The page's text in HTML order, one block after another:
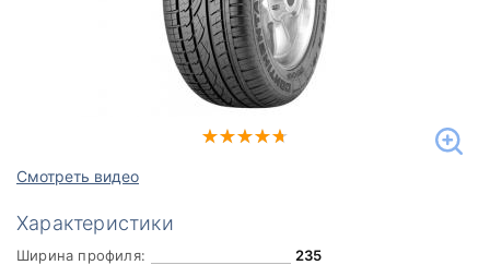
Смотреть видео
Характеристики
Ширина профиля:
235